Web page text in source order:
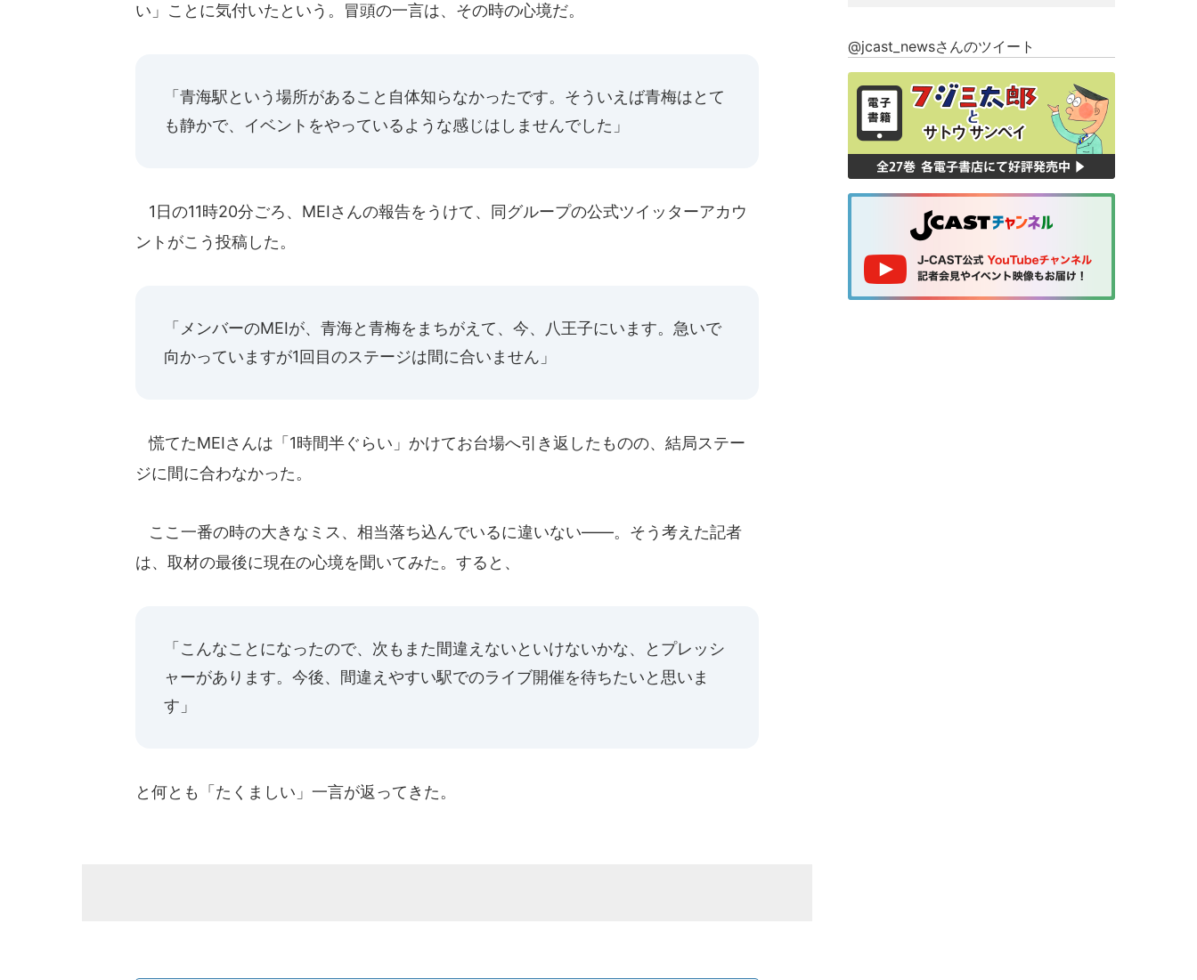
い」ことに気付いたという。冒頭の一言は、その時の心境だ。
「青海駅という場所があること自体知らなかったです。そういえば青梅はとて
も静かで、イベントをやっているような感じはしませんでした」
1日の11時20分ごろ、MEIさんの報告をうけて、同グループの公式ツイッターアカウ
ントがこう投稿した。
「メンバーのMEIが、青海と青梅をまちがえて、今、八王子にいます。急いで
向かっていますが1回目のステージは間に合いません」
慌てたMEIさんは「1時間半ぐらい」かけてお台場へ引き返したものの、結局ステー
ジに間に合わなかった。
ここ一番の時の大きなミス、相当落ち込んでいるに違いない――。そう考えた記者
は、取材の最後に現在の心境を聞いてみた。すると、
「こんなことになったので、次もまた間違えないといけないかな、とプレッシ
ャーがあります。今後、間違えやすい駅でのライブ開催を待ちたいと思いま
す」
と何とも「たくましい」一言が返ってきた。
@jcast_newsさんのツイート